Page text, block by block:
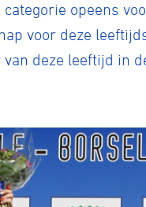
opeens
voor deze
deze leeftijd in